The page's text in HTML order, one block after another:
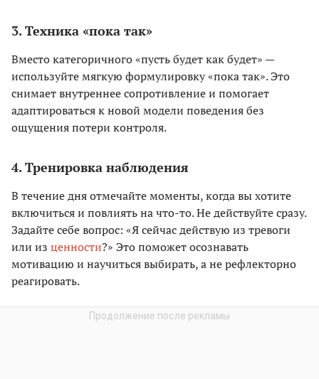
3. Техника «пока так»
Вместо категоричного «пусть будет как будет» —
используйте мягкую формулировку «пока так». Это
снимает внутреннее сопротивление и помогает
адаптироваться к новой модели поведения без
ощущения потери контроля.
4. Тренировка наблюдения
В течение дня отмечайте моменты, когда вы хотите
включиться и повлиять на что-то. Не действуйте сразу.
Задайте себе вопрос: «Я сейчас действую из тревоги
или из ценности?» Это поможет осознавать
мотивацию и научиться выбирать, а не рефлекторно
реагировать.